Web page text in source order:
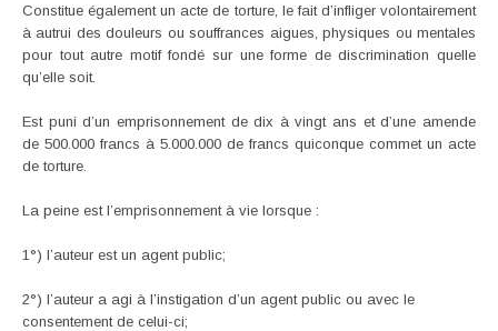
Constitue également un acte de torture, le fait d’infliger volontairement
à autrui des douleurs ou souffrances aigues, physiques ou mentales
pour tout autre motif fondé sur une forme de discrimination quelle
qu’elle soit.
Est puni d’un emprisonnement de dix à vingt ans et d’une amende
de 500.000 francs à 5.000.000 de francs quiconque commet un acte
de torture.
La peine est l’emprisonnement à vie lorsque :
1°) l’auteur est un agent public;
2°) l’auteur a agi à l’instigation d’un agent public ou avec le
consentement de celui-ci;